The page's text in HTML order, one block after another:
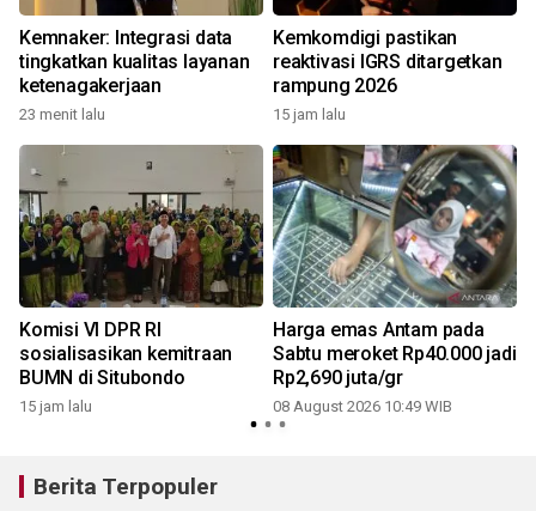
Kemnaker: Integrasi data
tingkatkan kualitas layanan
ketenagakerjaan
23 menit lalu
Kemkomdigi pastikan
reaktivasi IGRS ditargetkan
rampung 2026
15 jam lalu
Komisi VI DPR RI
sosialisasikan kemitraan
BUMN di Situbondo
15 jam lalu
Harga emas Antam pada
Sabtu meroket Rp40.000 jadi
Rp2,690 juta/gr
08 August 2026 10:49 WIB
Berita Terpopuler